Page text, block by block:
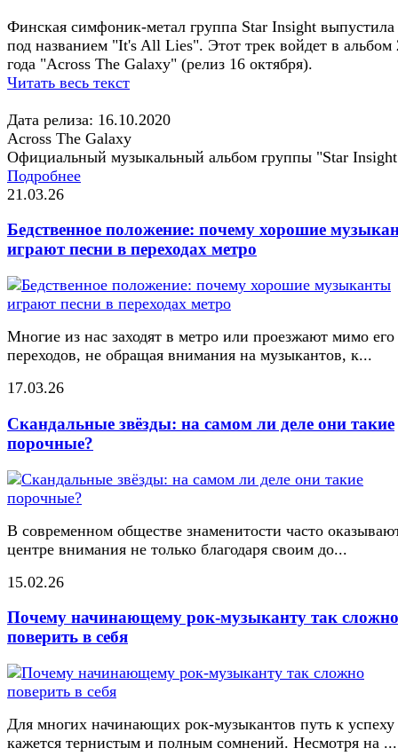
Финская симфоник-метал группа Star Insight
под названием "It's All Lies". Этот трек войдет в альбом
года "Across The Galaxy" (релиз 16 октября).
Читать весь текст
Дата релиза: 16.10.2020
Across The Galaxy
Официальный музыкальный альбом группы "Star
Подробнее
21.03.26
Бедственное положение: почему хорошие
играют песни в переходах метро
Многие из нас заходят в метро или проезжают мимо его
переходов, не обращая внимания на музыкантов, к...
17.03.26
Скандальные звёзды: на самом ли деле они такие
порочные?
В современном обществе знаменитости часто
центре внимания не только благодаря своим до...
15.02.26
Почему начинающему рок-музыканту так сложно
поверить в себя
Для многих начинающих рок-музыкантов путь к успеху
кажется тернистым и полным сомнений. Несмотря на ...